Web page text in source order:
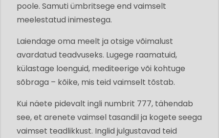
poole. Samuti ümbritsege end vaimselt
meelestatud inimestega.
Laiendage oma meelt ja otsige võimalust
avardatud teadvuseks. Lugege raamatuid,
külastage loenguid, mediteerige või kohtuge
sõbraga – kõike, mis teid vaimselt tõstab.
Kui näete pidevalt ingli numbrit 777, tähendab
see, et arenete vaimsel tasandil ja kogete seega
vaimset teadlikkust. Inglid julgustavad teid